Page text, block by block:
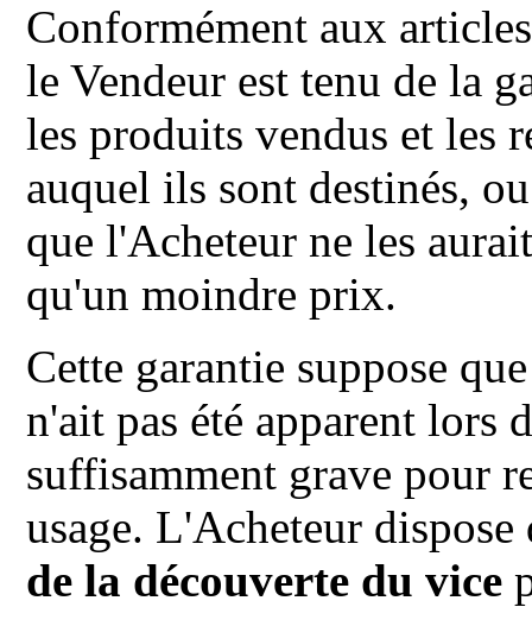
Conformément aux
le Vendeur est tenu de la
les produits vendus et les
auquel ils sont destinés,
que l'Acheteur ne les
qu'un moindre prix.
Cette garantie suppose
n'ait pas été apparent lors
suffisamment grave pour
usage. L'Acheteur
de la découverte du vice